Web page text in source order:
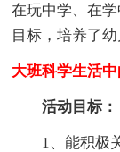
在玩中学、在
目标，培养了
大班科学生活
活动目标：
1、能积极